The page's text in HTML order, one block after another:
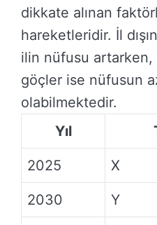
dikkate alınan
hareketleridir. İl
ilin nüfusu artarken,
göçler ise nüfusun
olabilmektedir.
Yıl
2025 X
2030 Y